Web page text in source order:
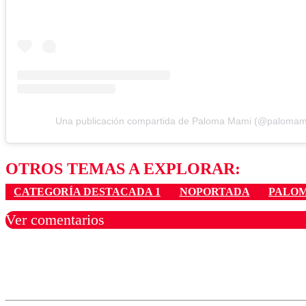
Una publicación compartida de Paloma Mami
OTROS TEMAS A EXPLORAR:
CATEGORÍA DESTACADA 1 NOPORTADA
Ver comentarios